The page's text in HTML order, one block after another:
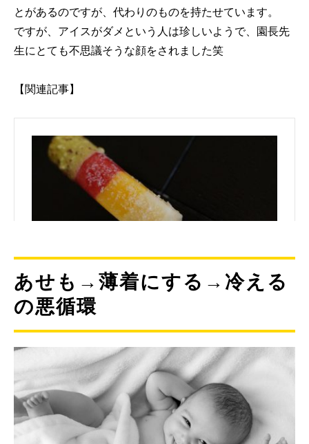
とがあるのですが、代わりのものを持たせています。
ですが、アイスがダメという人は珍しいようで、園長先
生にとても不思議そうな顔をされました笑
【関連記事】
あせも→薄着にする→冷える
の悪循環